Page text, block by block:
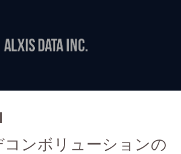
コンボリューションの